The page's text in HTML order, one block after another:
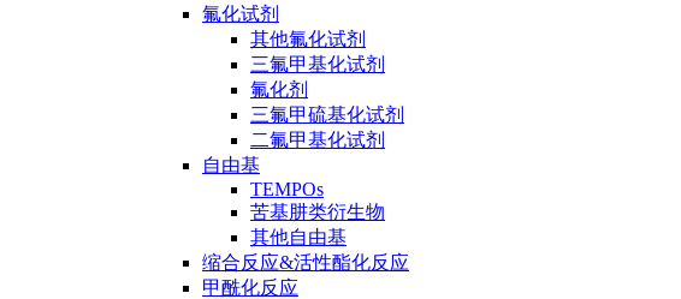
氟化试剂
其他氟化试剂
三氟甲基化试剂
氟化剂
三氟甲硫基化试剂
二氟甲基化试剂
自由基
TEMPOs
苦基肼类衍生物
其他自由基
缩合反应&活性酯化反应
甲酰化反应